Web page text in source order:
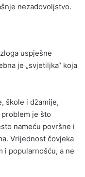
nezadovoljstvo.
uspješne
je „svjetiljka“ koja
škole i džamije,
je što
nameću površne i
Vrijednost čovjeka
i popularnošću, a ne